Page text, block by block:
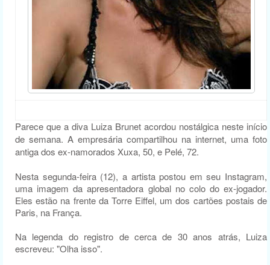
Parece que a diva Luiza Brunet acordou nostálgica neste início
de semana. A empresária compartilhou na internet, uma foto
antiga dos ex-namorados Xuxa, 50, e Pelé, 72.
Nesta segunda-feira (12), a artista postou em seu Instagram,
uma imagem da apresentadora global no colo do ex-jogador.
Eles estão na frente da Torre Eiffel, um dos cartões postais de
Paris, na França.
Na legenda do registro de cerca de 30 anos atrás, Luiza
escreveu: "Olha isso".